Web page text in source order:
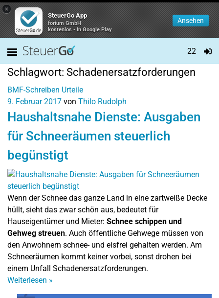
×
SteuerGo App
forium GmbH
kostenlos - In Google Play
Ansehen
22
Schlagwort: Schadenersatzforderungen
BMF-Schreiben Urteile
9. Februar 2017 von Thilo Rudolph
Haushaltsnahe Dienste: Ausgaben
für Schneeräumen steuerlich
begünstigt
Wenn der Schnee das ganze Land in eine zartweiße Decke
hüllt, sieht das zwar schön aus, bedeutet für
Hauseigentümer und Mieter: Schnee schippen und
Gehweg streuen. Auch öffentliche Gehwege müssen von
den Anwohnern schnee- und eisfrei gehalten werden. Am
Schneeräumen kommt keiner vorbei, sonst drohen bei
einem Unfall Schadenersatzforderungen.
Weiterlesen »